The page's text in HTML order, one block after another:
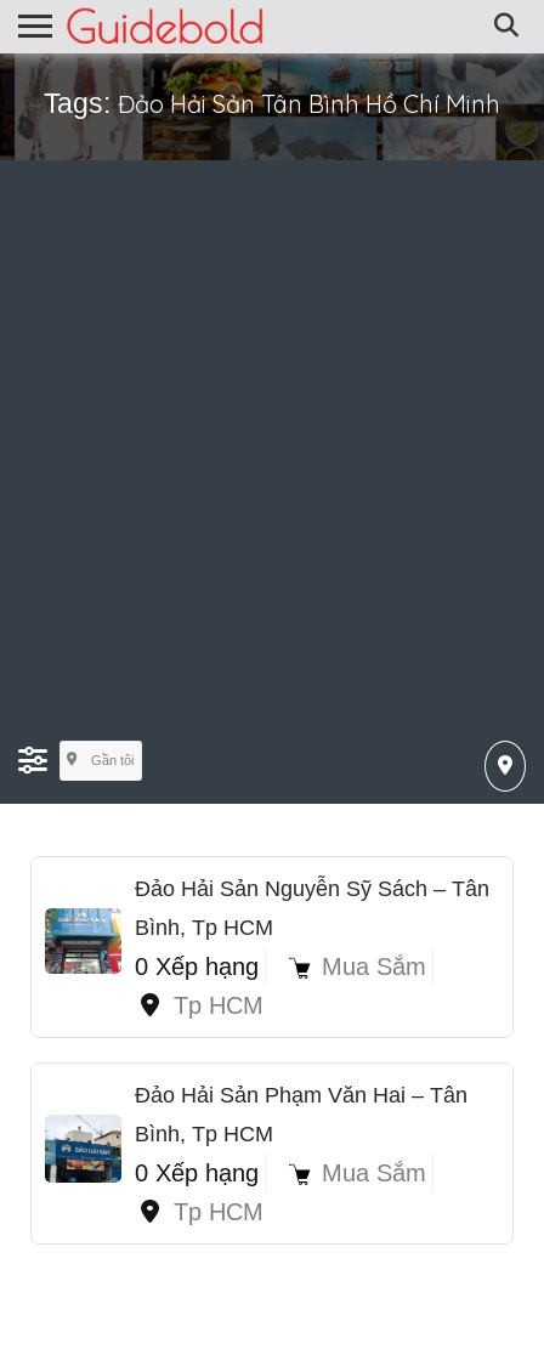
Tags:Đảo Hải Sản Tân Bình Hồ Chí Minh
Gần tôi
Đảo Hải Sản Nguyễn Sỹ Sách – Tân
Bình, Tp HCM
0 Xếp hạng
Mua Sắm
Tp HCM
Đảo Hải Sản Phạm Văn Hai – Tân
Bình, Tp HCM
0 Xếp hạng
Mua Sắm
Tp HCM